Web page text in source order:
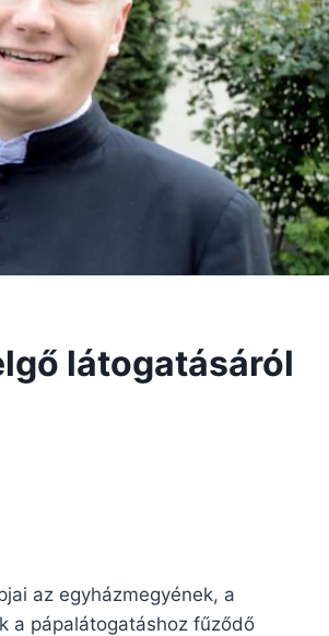
látogatásáról
az egyházmegyének, a
a pápalátogatáshoz fűződő